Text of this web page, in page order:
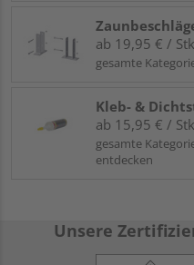
ab 19,95 € /
gesamte
Kleb- &
ab 15,95 € /
gesamte
entdecken
Unsere